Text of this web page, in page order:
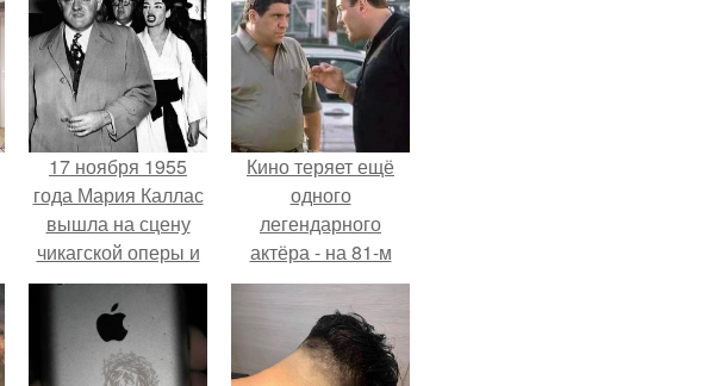
17 ноября 1955
года Мария Каллас
вышла на сцену
чикагской оперы и
сорвала овации.
Кино теряет ещё
одного
легендарного
актёра - на 81-м
году жизни не стало
Винсента пасторе.